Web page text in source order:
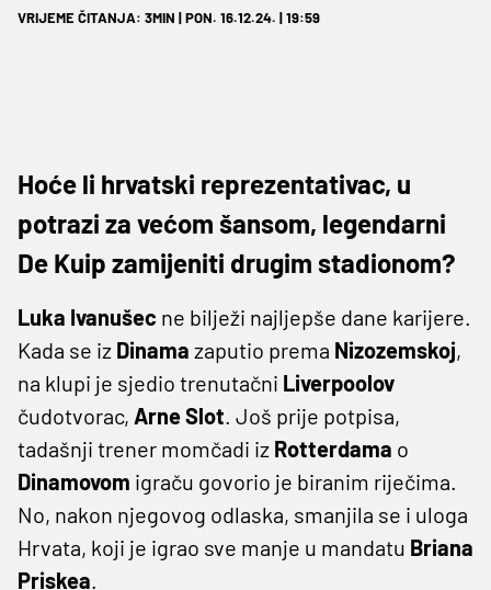
VRIJEME ČITANJA: 3MIN | PON. 16.12.24. | 19:59
Hoće li hrvatski reprezentativac, u
potrazi za većom šansom, legendarni
De Kuip zamijeniti drugim stadionom?
Luka Ivanušec ne bilježi najljepše dane karijere.
Kada se iz Dinama zaputio prema Nizozemskoj,
na klupi je sjedio trenutačni Liverpoolov
čudotvorac, Arne Slot. Još prije potpisa,
tadašnji trener momčadi iz Rotterdama o
Dinamovom igraču govorio je biranim riječima.
No, nakon njegovog odlaska, smanjila se i uloga
Hrvata, koji je igrao sve manje u mandatu Briana
Priskea.